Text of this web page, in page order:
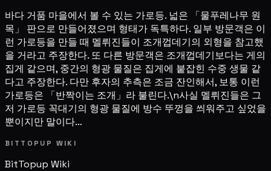
바다 거품 마을에서 볼 수 있는 가로등. 넓은 「물푸레나무 원
목」 판으로 만들어졌으며 형태가 독특하다. 일부 방문객은 이
런 가로등을 만들 때 멜뤼진들이 조개껍데기의 외형을 참고했
을 거라고 주장한다. 또 다른 방문객은 조개껍데기보다는 게의
집게 같으며, 중간의 형광 물질은 집게에 붙잡힌 수중 생물 같
다고 주장한다. 다만 후자의 추측은 조금 잔인해서, 보통 이런
가로등은 「반짝이는 조개」라 불린다.\n사실 멜뤼진들은 그
저 가로등 꼭대기의 형광 물질에 방수 뚜껑을 씌워주고 싶었을
뿐이지만 말이다…
BITTOPUP WIKI
BitTopup Wiki